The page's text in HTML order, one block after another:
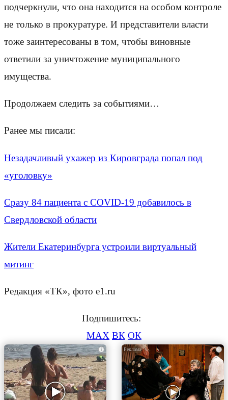
подчеркнули, что она находится на особом контроле
не только в прокуратуре. И представители власти
тоже заинтересованы в том, чтобы виновные
ответили за уничтожение муниципального
имущества.
Продолжаем следить за событиями…
Ранее мы писали:
Незадачливый ухажер из Кировграда попал под
«уголовку»
Сразу 84 пациента с COVID-19 добавилось в
Свердловской области
Жители Екатеринбурга устроили виртуальный
митинг
Редакция «ТК», фото e1.ru
Подпишитесь:
MAX ВК ОК
i i